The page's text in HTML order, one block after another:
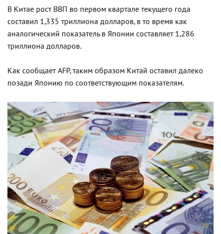
В Китае рост ВВП во первом квартале текущего года
составил 1,335 триллиона долларов, в то время как
аналогический показатель в Японии составляет 1,286
триллиона долларов.
Как сообщает AFP, таким образом Китай оставил далеко
позади Японию по соответствующим показателям.